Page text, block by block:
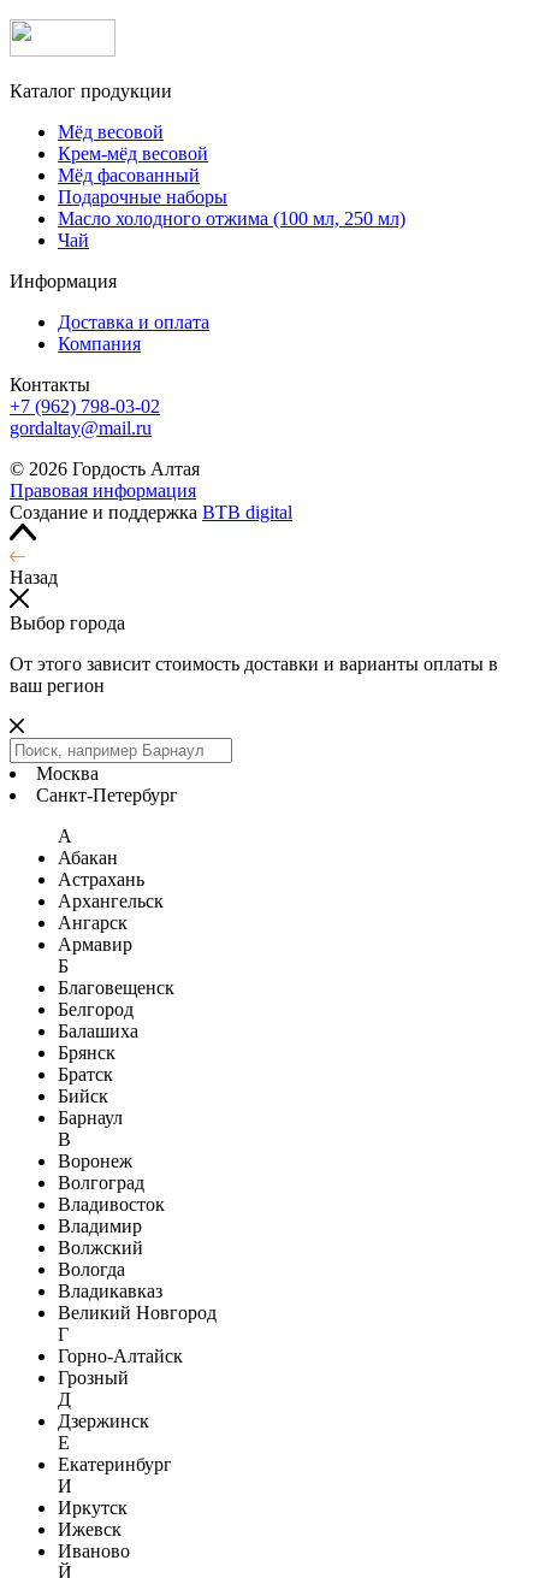
Каталог продукции
Мёд весовой
Крем-мёд весовой
Мёд фасованный
Подарочные наборы
Масло холодного отжима (100 мл, 250 мл)
Чай
Информация
Доставка и оплата
Компания
Контакты
+7 (962) 798-03-02
gordaltay@mail.ru
© 2026 Гордость Алтая
Правовая информация
Создание и поддержка BTB digital
Назад
Выбор города
От этого зависит стоимость доставки и варианты оплаты в
ваш регион
Москва
Санкт-Петербург
А
Абакан
Астрахань
Архангельск
Ангарск
Армавир
Б
Благовещенск
Белгород
Балашиха
Брянск
Братск
Бийск
Барнаул
В
Воронеж
Волгоград
Владивосток
Владимир
Волжский
Вологда
Владикавказ
Великий Новгород
Г
Горно-Алтайск
Грозный
Д
Дзержинск
Е
Екатеринбург
И
Иркутск
Ижевск
Иваново
Й